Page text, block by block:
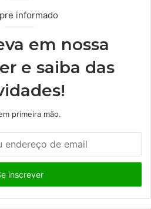
informado
em nossa
e saiba das
primeira mão.